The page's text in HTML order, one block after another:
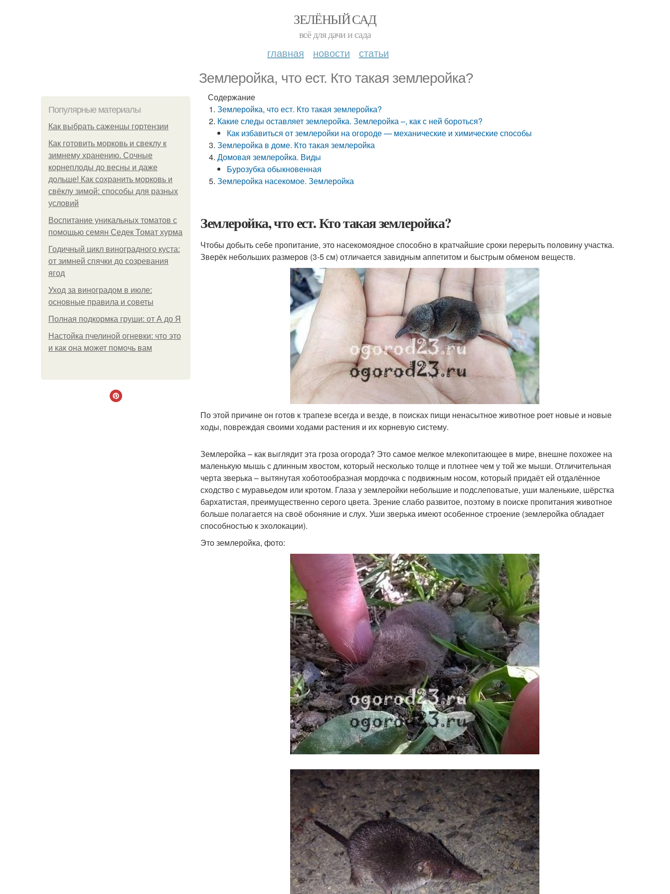
ЗЕЛЁНЫЙ САД
всё для дачи и сада
главная новости статьи
Землеройка, что ест. Кто такая землеройка?
Популярные материалы
Как выбрать саженцы гортензии
Как готовить морковь и свеклу к
зимнему хранению. Сочные
корнеплоды до весны и даже
дольше! Как сохранить морковь и
свёклу зимой: способы для разных
условий
Воспитание уникальных томатов с
помощью семян Седек Томат хурма
Годичный цикл виноградного куста:
от зимней спячки до созревания
ягод
Уход за виноградом в июле:
основные правила и советы
Полная подкормка груши: от А до Я
Настойка пчелиной огневки: что это
и как она может помочь вам
Содержание
Землеройка, что ест. Кто такая землеройка?
Какие следы оставляет землеройка. Землеройка –, как с ней бороться?
Как избавиться от землеройки на огороде — механические и химические способы
Землеройка в доме. Кто такая землеройка
Домовая землеройка. Виды
Бурозубка обыкновенная
Землеройка насекомое. Землеройка
Землеройка, что ест. Кто такая землеройка?
Чтобы добыть себе пропитание, это насекомоядное способно в кратчайшие сроки перерыть половину участка.
Зверёк небольших размеров (3-5 см) отличается завидным аппетитом и быстрым обменом веществ.
По этой причине он готов к трапезе всегда и везде, в поисках пищи ненасытное животное роет новые и новые
ходы, повреждая своими ходами растения и их корневую систему.
Землеройка – как выглядит эта гроза огорода? Это самое мелкое млекопитающее в мире, внешне похожее на
маленькую мышь с длинным хвостом, который несколько толще и плотнее чем у той же мыши. Отличительная
черта зверька – вытянутая хоботообразная мордочка с подвижным носом, который придаёт ей отдалённое
сходство с муравьедом или кротом. Глаза у землеройки небольшие и подслеповатые, уши маленькие, шёрстка
бархатистая, преимущественно серого цвета. Зрение слабо развитое, поэтому в поиске пропитания животное
больше полагается на своё обоняние и слух. Уши зверька имеют особенное строение (землеройка обладает
способностью к эхолокации).
Это землеройка, фото: